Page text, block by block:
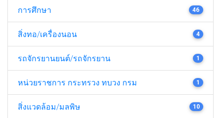
การศึกษา 46
สิ่งทอ/เครื่องนอน 4
รถจักรยานยนต์/รถจักรยาน 1
หน่วยราชการ กระทรวง ทบวง กรม 1
สิ่งแวดล้อม/มลพิษ 10